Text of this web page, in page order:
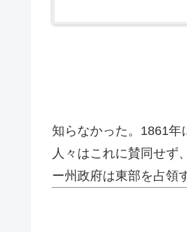
知らなかった。1861
人々はこれに賛同せず
ー州政府は東部を占領